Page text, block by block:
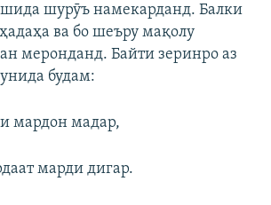
шурӯъ намекарданд. Балки
ва бо шеъру мақолу
меронданд. Байти зеринро аз
будам:
мардон мадар,
марди дигар.